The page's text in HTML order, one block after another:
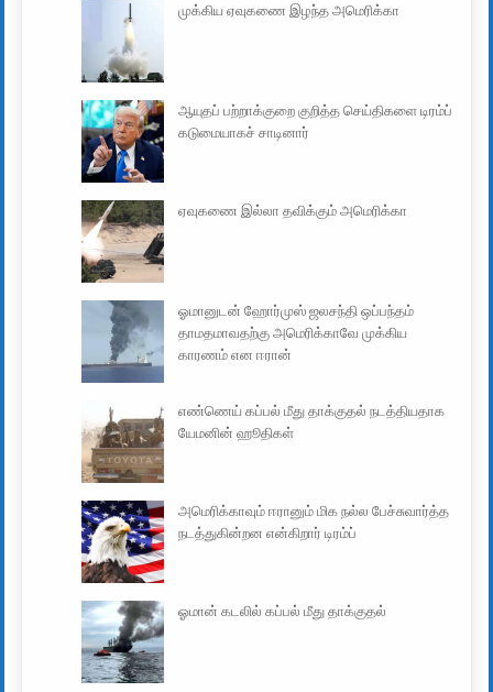
முக்கிய ஏவுகணை இழந்த அமெரிக்கா
ஆயுதப் பற்றாக்குறை குறித்த செய்திகளை டிரம்ப்
கடுமையாகச் சாடினார்
ஏவுகணை இல்லா தவிக்கும் அமெரிக்கா
ஓமானுடன் ஹோர்முஸ் ஜலசந்தி ஒப்பந்தம்
தாமதமாவதற்கு அமெரிக்காவே முக்கிய
காரணம் என ஈரான்
எண்ணெய் கப்பல் மீது தாக்குதல் நடத்தியதாக
யேமனின் ஹூதிகள்
அமெரிக்காவும் ஈரானும் மிக நல்ல பேச்சுவார்த்த
நடத்துகின்றன என்கிறார் டிரம்ப்
ஓமான் கடலில் கப்பல் மீது தாக்குதல்